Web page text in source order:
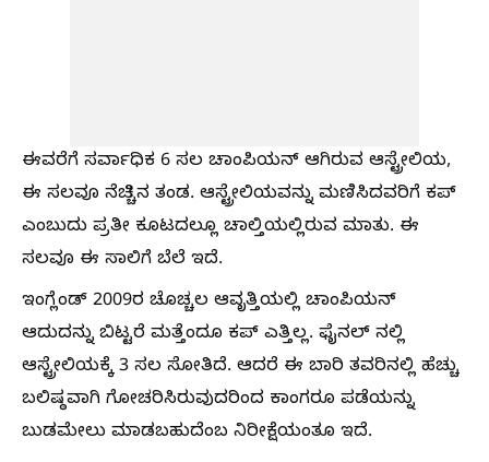
ಈವರೆಗೆ ಸರ್ವಾಧಿಕ 6 ಸಲ ಚಾಂಪಿಯನ್‌ ಆಗಿರುವ ಆಸ್ಟ್ರೇಲಿಯ,
ಈ ಸಲವೂ ನೆಚ್ಚಿನ ತಂಡ. ಆಸ್ಟ್ರೇಲಿಯವನ್ನು ಮಣಿಸಿದವರಿಗೆ ಕಪ್‌
ಎಂಬುದು ಪ್ರತೀ ಕೂಟದಲ್ಲೂ ಚಾಲ್ತಿಯಲ್ಲಿರುವ ಮಾತು. ಈ
ಸಲವೂ ಈ ಸಾಲಿಗೆ ಬೆಲೆ ಇದೆ.
ಇಂಗ್ಲೆಂಡ್‌ 2009ರ ಚೊಚ್ಚಲ ಆವೃತ್ತಿಯಲ್ಲಿ ಚಾಂಪಿಯನ್‌
ಆದುದನ್ನು ಬಿಟ್ಟರೆ ಮತ್ತೆಂದೂ ಕಪ್‌ ಎತ್ತಿಲ್ಲ. ಫೈನಲ್‌ ನಲ್ಲಿ
ಆಸ್ಟ್ರೇಲಿಯಕ್ಕೆ 3 ಸಲ ಸೋತಿದೆ. ಆದರೆ ಈ ಬಾರಿ ತವರಿನಲ್ಲಿ ಹೆಚ್ಚು
ಬಲಿಷ್ಠವಾಗಿ ಗೋಚರಿಸಿರುವುದರಿಂದ ಕಾಂಗರೂ ಪಡೆಯನ್ನು
ಬುಡಮೇಲು ಮಾಡಬಹುದೆಂಬ ನಿರೀಕ್ಷೆಯಂತೂ ಇದೆ.